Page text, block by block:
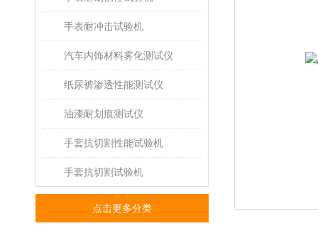
手表耐冲击试验机
汽车内饰材料雾化测试仪
纸尿裤渗透性能测试仪
油漆耐划痕测试仪
手套抗切割性能试验机
手套抗切割试验机
点击更多分类